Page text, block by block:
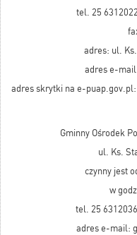
tel. 25
adres: ul.
adres e-
adres skrytki na e-
Gminny Ośrodek
ul. Ks.
czynny jest
w
tel. 25
adres e-mail: